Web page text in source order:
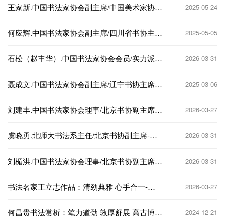
王家新.中国书法家协会副主席/中国美术家协会
2025-05-24
何应辉.中国书法家协会副主席/四川省书协主
2025-05-05
石松（赵丰华）.中国书法家协会会员/实力派书
2026-03-31
聂成文.中国书法家协会副主席/辽宁书协主席-
2025-03-06
‌刘建丰‌.中国书法家协会理事/北京书协副主席-
2026-03-27
虞晓勇.北师大书法系主任/北京书协副主席-作
2026-03-31
刘楣洪.中国书法家协会理事/北京书协副主席-
2026-03-31
书法名家王立志作品：清劲典雅 心手合一-作
2026-03-27
何昌贵书法赏析：笔力遒劲 敦厚舒展 高古博
2024-12-21